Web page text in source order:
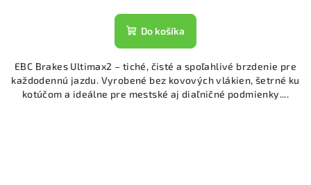
Do košíka
EBC Brakes Ultimax2 – tiché, čisté a spoľahlivé brzdenie pre
každodennú jazdu. Vyrobené bez kovových vlákien, šetrné ku
kotúčom a ideálne pre mestské aj diaľničné podmienky....